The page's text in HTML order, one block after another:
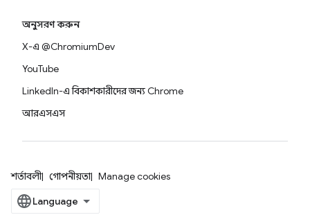
অনুসরণ করুন
X-এ @ChromiumDev
YouTube
LinkedIn-এ বিকাশকারীদের জন্য Chrome
আরএসএস
শর্তাবলী গোপনীয়তা Manage cookies